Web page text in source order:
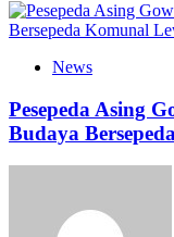
News
Pesepeda Asing
Budaya